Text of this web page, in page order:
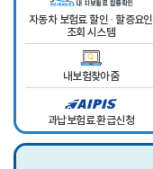
자동차 보험료 할인 · 할증요인
조회 시스템
내보험찾아줌
과납보험료 환급신청